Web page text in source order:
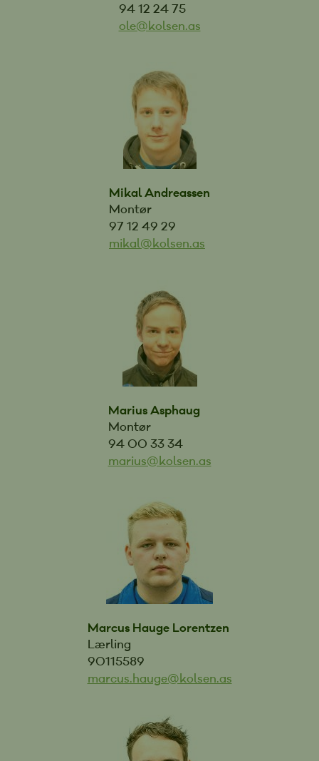
94 12 24 75
ole@kolsen.as
Mikal Andreassen
Montør
97 12 49 29
mikal@kolsen.as
Marius Asphaug
Montør
94 00 33 34
marius@kolsen.as
Marcus Hauge Lorentzen
Lærling
90115589
marcus.hauge@kolsen.as